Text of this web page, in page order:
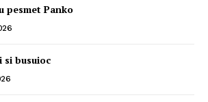
pesmet Panko
si busuioc